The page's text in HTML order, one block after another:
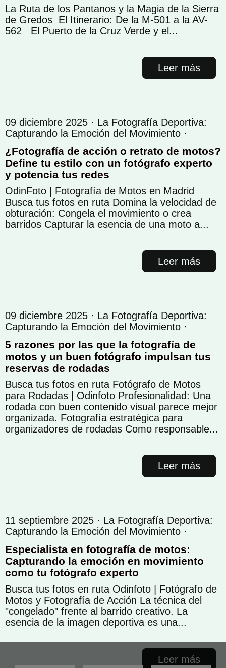
La Ruta de los Pantanos y la Magia de la Sierra
de Gredos El Itinerario: De la M-501 a la AV-
562 El Puerto de la Cruz Verde y el...
Leer más
09 diciembre 2025 · La Fotografía Deportiva:
Capturando la Emoción del Movimiento ·
¿Fotografía de acción o retrato de motos?
Define tu estilo con un fotógrafo experto
y potencia tus redes
OdinFoto | Fotografía de Motos en Madrid
Busca tus fotos en ruta Domina la velocidad de
obturación: Congela el movimiento o crea
barridos Capturar la esencia de una moto a...
Leer más
09 diciembre 2025 · La Fotografía Deportiva:
Capturando la Emoción del Movimiento ·
5 razones por las que la fotografía de
motos y un buen fotógrafo impulsan tus
reservas de rodadas
Busca tus fotos en ruta Fotógrafo de Motos
para Rodadas | Odinfoto Profesionalidad: Una
rodada con buen contenido visual parece mejor
organizada. Fotografía estratégica para
organizadores de rodadas Como responsable...
Leer más
11 septiembre 2025 · La Fotografía Deportiva:
Capturando la Emoción del Movimiento ·
Especialista en fotografía de motos:
Capturando la emoción en movimiento
como tu fotógrafo experto
Busca tus fotos en ruta Odinfoto | Fotógrafo de
Motos y Fotografía de Acción La técnica del
"congelado" frente al barrido creativo. La
esencia de la imagen deportiva es una...
Leer más